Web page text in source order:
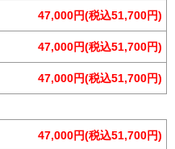
47,000円(税込51,700円)
47,000円(税込51,700円)
47,000円(税込51,700円)
47,000円(税込51,700円)